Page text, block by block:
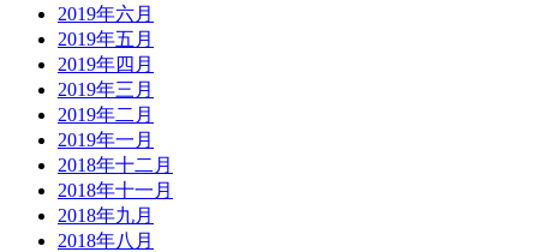
2019年六月
2019年五月
2019年四月
2019年三月
2019年二月
2019年一月
2018年十二月
2018年十一月
2018年九月
2018年八月